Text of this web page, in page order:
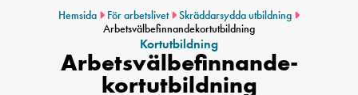
Hemsida För arbetslivet
Skräddarsydda utbildning
Arbetsvälbefinnande­kortutbildning
Kortutbildning
Arbetsvälbefinnande­
kortutbildning